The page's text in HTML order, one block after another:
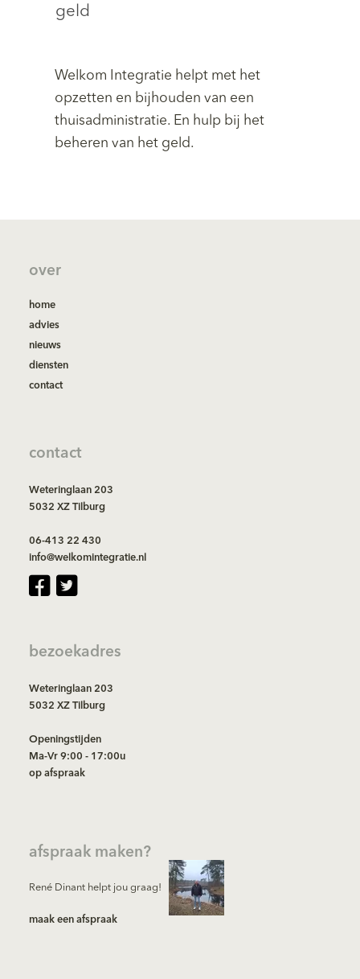
geld
Welkom Integratie helpt met het
opzetten en bijhouden van een
thuisadministratie. En hulp bij het
beheren van het geld.
over
home
advies
nieuws
diensten
contact
contact
Weteringlaan 203
5032 XZ Tilburg
06-413 22 430
info@welkomintegratie.nl
bezoekadres
Weteringlaan 203
5032 XZ Tilburg
Openingstijden
Ma-Vr 9:00 - 17:00u
op afspraak
afspraak maken?
René Dinant helpt jou graag!
maak een afspraak